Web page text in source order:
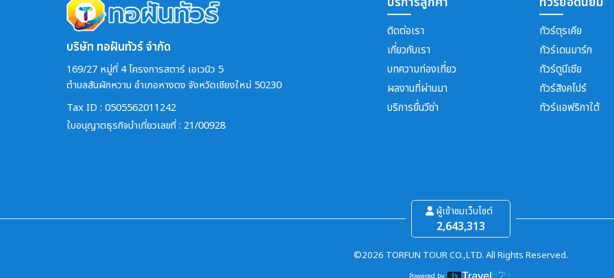
บริษัท ทอฝันทัวร์ จำกัด
169/27 หมู่ที่ 4 โครงการสตาร์ เอเวนิว 5
ตำบลสันผักหวาน อำเภอหางดง จังหวัดเชียงใหม่ 50230
Tax ID : 0505562011242
ใบอนุญาตธุรกิจนำเที่ยวเลขที่ : 21/00928
ติดต่อเรา
เกี่ยวกับเรา
บทความท่องเที่ยว
ผลงานที่ผ่านมา
บริการยื่นวีซ่า
ทัวร์ตุรเคีย
ทัวร์เดนมาร์ก
ทัวร์ตูนีเซีย
ทัวร์สิงคโปร์
ทัวร์แอฟริกาใต้
ผู้เข้าชมเว็บไซต์
2,643,313
©2026 TORFUN TOUR CO.,LTD. All Rights Reserved.
Powered by